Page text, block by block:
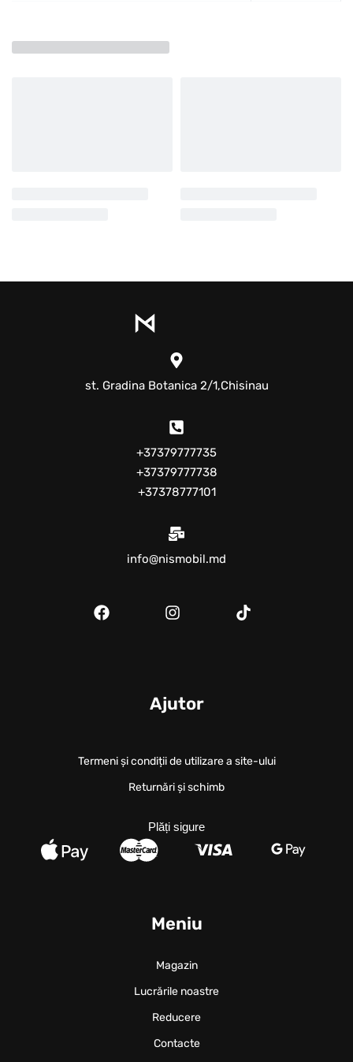
st. Gradina Botanica 2/1,Chisinau
+37379777735
+37379777738
+37378777101
info@nismobil.md
Meniu
Magazin
Lucrările noastre
Reducere
Contacte
Ajutor
Termeni și condiții de utilizare a site-ului
Returnări și schimb
Plăți sigure